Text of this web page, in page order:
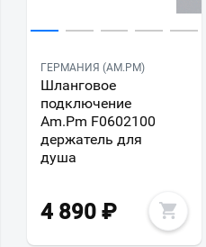
ГЕРМАНИЯ (AM.PM)
Шланговое
подключение
Am.Pm F0602100
держатель для
душа
4 890 ₽